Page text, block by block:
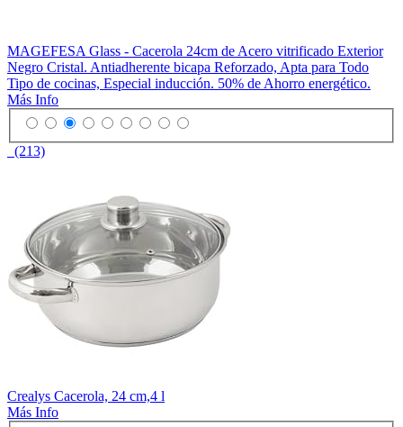
MAGEFESA Glass - Cacerola 24cm de Acero vitrificado Exterior
Negro Cristal. Antiadherente bicapa Reforzado, Apta para Todo
Tipo de cocinas, Especial inducción. 50% de Ahorro energético.
Más Info
(213)
Crealys Cacerola, 24 cm,4 l
Más Info